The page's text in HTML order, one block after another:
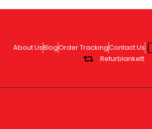
About UsBlogOrder TrackingContact Us
Returblankett